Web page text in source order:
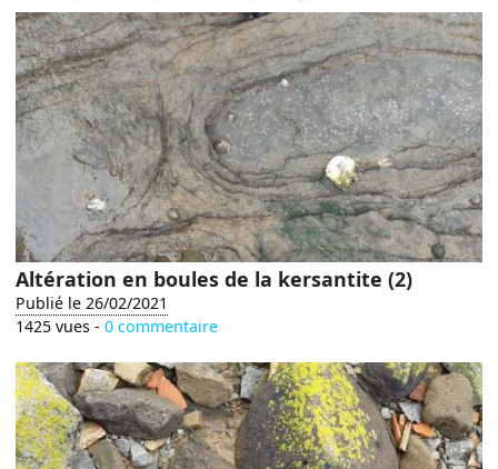
Altération en boules de la kersantite (2)
Publié le 26/02/2021
1425 vues -0 commentaire